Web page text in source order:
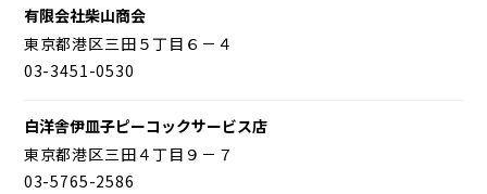
有限会社柴山商会
東京都港区三田５丁目６－４
03-3451-0530
白洋舎伊皿子ピーコックサービス店
東京都港区三田４丁目９－７
03-5765-2586